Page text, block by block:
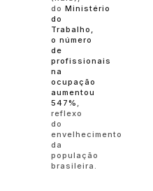
do Ministério
do
Trabalho,
o número
de
profissionais
na
ocupação
aumentou
547% ,
reflexo
do
envelhecimento
da
população
brasileira.